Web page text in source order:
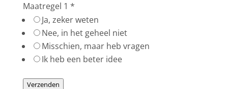
Maatregel 1 *
Ja, zeker weten
Nee, in het geheel niet
Misschien, maar heb vragen
Ik heb een beter idee
Verzenden